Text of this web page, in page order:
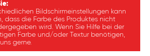
Bildschirmeinstellungen kann
dass die Farbe des Produktes nicht
wird. Wenn Sie Hilfe bei der
Farbe und/oder Textur benötigen,
gerne.